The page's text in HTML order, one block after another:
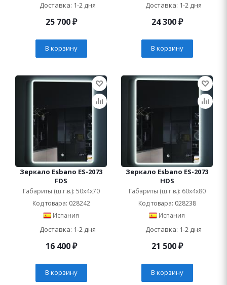
Доставка: 1-2 дня
25 700₽
В корзину
Доставка: 1-2 дня
24 300₽
В корзину
Зеркало Esbano ES-2073
FDS
Габариты (ш.г.в.): 50x4x70
Код товара: 028242
Испания
Доставка: 1-2 дня
16 400₽
В корзину
Зеркало Esbano ES-2073
HDS
Габариты (ш.г.в.): 60x4x80
Код товара: 028238
Испания
Доставка: 1-2 дня
21 500₽
В корзину